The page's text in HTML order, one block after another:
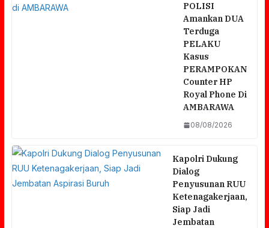
POLISI
Amankan DUA
Terduga
PELAKU
Kasus
PERAMPOKAN
Counter HP
Royal Phone Di
AMBARAWA
08/08/2026
Kapolri Dukung
Dialog
Penyusunan RUU
Ketenagakerjaan,
Siap Jadi
Jembatan